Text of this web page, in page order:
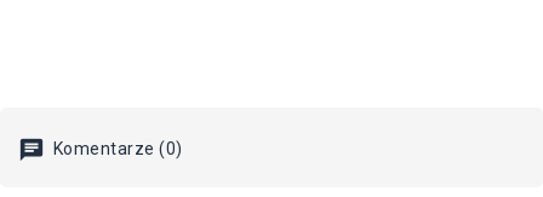
Komentarze (0)